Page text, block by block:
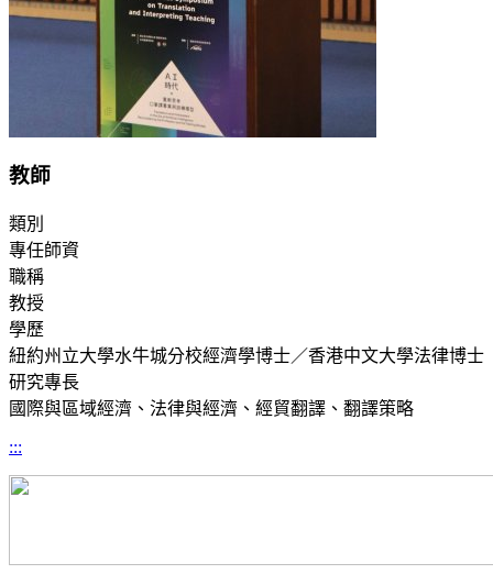
教師
類別
專任師資
職稱
教授
學歷
紐約州立大學水牛城分校經濟學博士／香港中文大學法律博士
研究專長
國際與區域經濟、法律與經濟、經貿翻譯、翻譯策略
:::